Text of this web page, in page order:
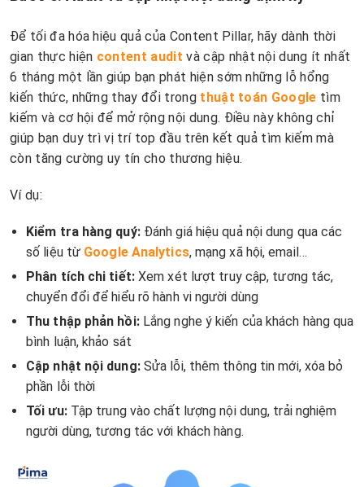
Để tối đa hóa hiệu quả của Content Pillar, hãy dành thời
gian thực hiện content audit và cập nhật nội dung ít nhất
6 tháng một lần giúp bạn phát hiện sớm những lỗ hổng
kiến thức, những thay đổi trong thuật toán Google tìm
kiếm và cơ hội để mở rộng nội dung. Điều này không chỉ
giúp bạn duy trì vị trí top đầu trên kết quả tìm kiếm mà
còn tăng cường uy tín cho thương hiệu.
Ví dụ:
Kiểm tra hàng quý:Đánh giá hiệu quả nội dung qua các
số liệu từ Google Analytics, mạng xã hội, email…
Phân tích chi tiết:Xem xét lượt truy cập, tương tác,
chuyển đổi để hiểu rõ hành vi người dùng
Thu thập phản hồi:Lắng nghe ý kiến của khách hàng qua
bình luận, khảo sát
Cập nhật nội dung:Sửa lỗi, thêm thông tin mới, xóa bỏ
phần lỗi thời
Tối ưu:Tập trung vào chất lượng nội dung, trải nghiệm
người dùng, tương tác với khách hàng.